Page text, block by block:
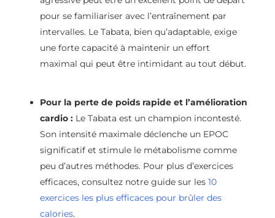
pour se familiariser avec l’entraînement par
intervalles. Le Tabata, bien qu’adaptable, exige
une forte capacité à maintenir un effort
maximal qui peut être intimidant au tout début.
Pour la perte de poids rapide et l’amélioration
cardio :Le Tabata est un champion incontesté.
Son intensité maximale déclenche un EPOC
significatif et stimule le métabolisme comme
peu d’autres méthodes. Pour plus d’exercices
efficaces, consultez notre guide sur les 10
exercices les plus efficaces pour brûler des
calories.